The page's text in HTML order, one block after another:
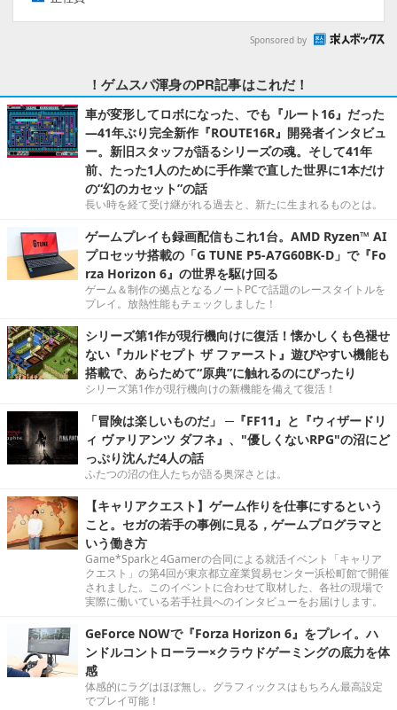
Sponsored by
！ゲムスパ渾身のPR記事はこれだ！
車が変形してロボになった、でも『ルート16』だった
―41年ぶり完全新作『ROUTE16R』開発者インタビュ
ー。新旧スタッフが語るシリーズの魂。そして41年
前、たった1人のために手作業で直した世界に1本だけ
の“幻のカセット”の話
長い時を経て受け継がれる過去と、新たに生まれるものとは。
ゲームプレイも録画配信もこれ1台。AMD Ryzen™ AI
プロセッサ搭載の「G TUNE P5-A7G60BK-D」で『Fo
rza Horizon 6』の世界を駆け回る
ゲーム＆制作の拠点となるノートPCで話題のレースタイトルを
プレイ。放熱性能もチェックしました！
シリーズ第1作が現行機向けに復活！懐かしくも色褪せ
ない『カルドセプト ザ ファースト』遊びやすい機能も
搭載で、あらためて“原典”に触れるのにぴったり
シリーズ第1作が現行機向けの新機能を備えて復活！
「冒険は楽しいものだ」 ─『FF11』と『ウィザードリ
ィ ヴァリアンツ ダフネ』、"優しくないRPG"の沼にど
っぷり沈んだ4人の話
ふたつの沼の住人たちが語る奥深さとは。
【キャリアクエスト】ゲーム作りを仕事にするという
こと。セガの若手の事例に見る，ゲームプログラマと
いう働き方
Game*Sparkと4Gamerの合同による就活イベント「キャリア
クエスト」の第4回が東京都立産業貿易センター浜松町館で開催
されました。このイベントに合わせて取材した、各社の現場で
実際に働いている若手社員へのインタビューをお届けします。
GeForce NOWで『Forza Horizon 6』をプレイ。ハ
ンドルコントローラー×クラウドゲーミングの底力を体
感
体感的にラグはほぼ無し。グラフィックスはもちろん最高設定
でプレイ可能！